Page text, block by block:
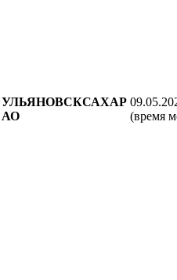
УЛЬЯНОВСКСАХАР
АО
(время